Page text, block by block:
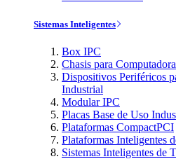
Sistemas Inteligentes
Box IPC
Chasis para
Dispositivos Periféricos
Industrial
Modular IPC
Placas Base de Uso
Plataformas CompactPCI
Plataformas Inteligentes
Sistemas Inteligentes de